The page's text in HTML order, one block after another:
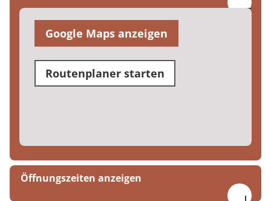
Google Maps anzeigen
Routenplaner starten
Öffnungszeiten anzeigen